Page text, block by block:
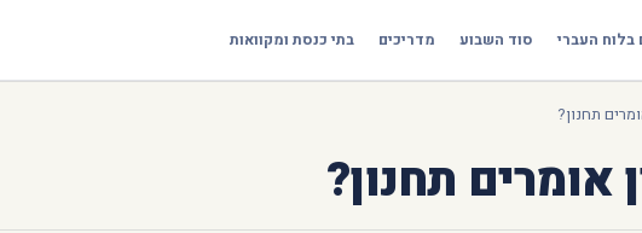
בלוח העברי סוד השבוע מדריכים בתי כנסת ומקוואות
תחנון?
אומרים תחנון?